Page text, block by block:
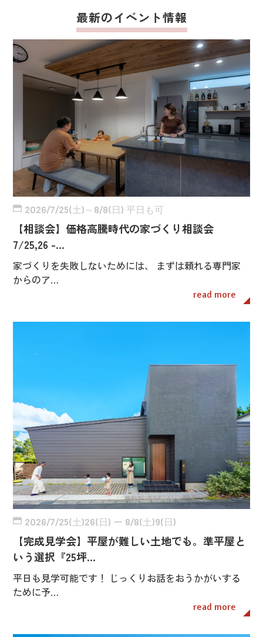
最新のイベント情報
2026/7/25(土)～8/8(日) 平日も可
【相談会】価格高騰時代の家づくり相談会
7/25,26 -…
家づくりを失敗しないためには、 まずは頼れる専門家
からのア…
read more
2026/7/25(土)26(日) ー 8/8(土)9(日)
【完成見学会】平屋が難しい土地でも。準平屋と
いう選択『25坪…
平日も見学可能です！ じっくりお話をおうかがいする
ために予…
read more